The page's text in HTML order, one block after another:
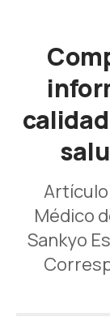
Médico
Sankyo